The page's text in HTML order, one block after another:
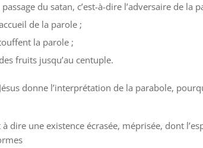
du satan, c’est-à-dire l’adversaire de la
de la parole ;
la parole ;
fruits jusqu’au centuple.
donne l’interprétation de la parabole,
dire une existence écrasée, méprisée, dont